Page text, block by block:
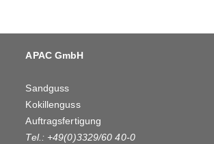
APAC GmbH
Sandguss
Kokillenguss
Auftragsfertigung
Tel.: +49(0)3329/60 40-0